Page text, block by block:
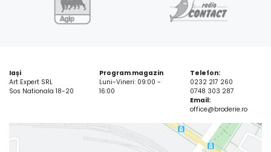
Iași
Art Expert SRL
Sos Nationala 18-20
Program magazin
Luni-Vineri: 09:00 -
16:00
Telefon:
0232 217 260
0748 303 287
Email:
office@broderie.ro